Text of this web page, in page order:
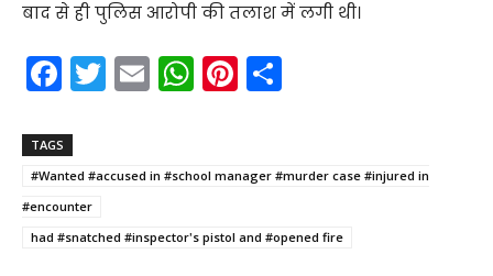
बाद से ही पुलिस आरोपी की तलाश में लगी थी।
F
c
e
b
o
T
er
E
l
W
ts
p
Pi
e e
TAGS
#Wanted #accused in #school manager #murder case #injured in
#encounter
had #snatched #inspector's pistol and #opened fire